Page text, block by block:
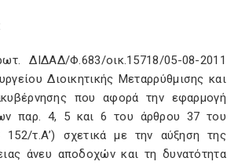
ΔΙΔΑΔ/Φ.683/οικ.15718/05-08-2011
Διοικητικής Μεταρρύθμισης και
που αφορά την εφαρμογή
παρ. 4, 5 και 6 του άρθρου 37 του
τ.Α’) σχετικά με την αύξηση της
άνευ αποδοχών και τη δυνατότητα